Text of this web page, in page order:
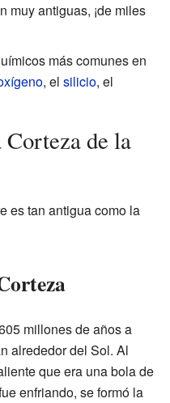
muy antiguas, ¡de miles
más comunes en
, el silicio, el
de la
es tan antigua como la
millones de años a
alrededor del Sol. Al
que era una bola de
enfriando, se formó la